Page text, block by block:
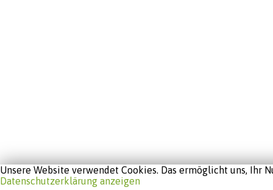
Unsere Website verwendet Cookies. Das ermöglicht uns,
Datenschutzerklärung anzeigen